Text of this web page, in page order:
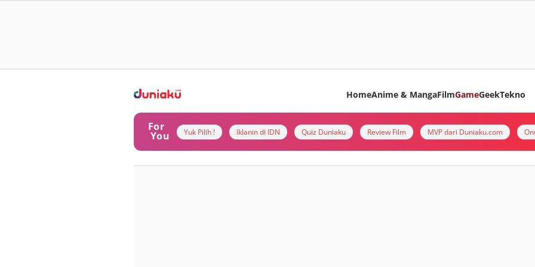
HomeAnime & MangaFilmGameGeekTekno
For
You Yuk Pilih ! Iklanin di IDN Quiz Duniaku Review Film MVP dari Duniaku.com